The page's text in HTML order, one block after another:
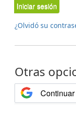
Iniciar sesión
¿Olvidó su
Otras